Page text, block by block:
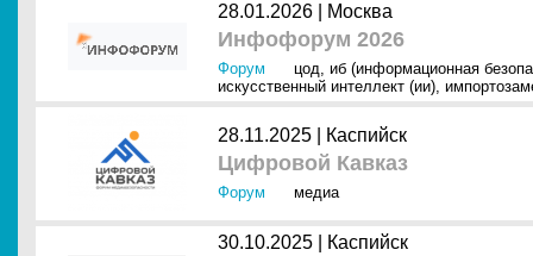
28.01.2026 | Москва
Инфофорум 2026
Форум цод, иб (информационная
искусственный интеллект (ии),
28.11.2025 | Каспийск
Цифровой Кавказ
Форум медиа
30.10.2025 | Каспийск